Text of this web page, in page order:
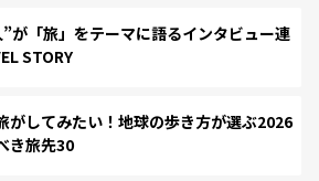
が「旅」をテーマに語るインタビュー連
STORY
がしてみたい！地球の歩き方が選ぶ2026
き旅先30